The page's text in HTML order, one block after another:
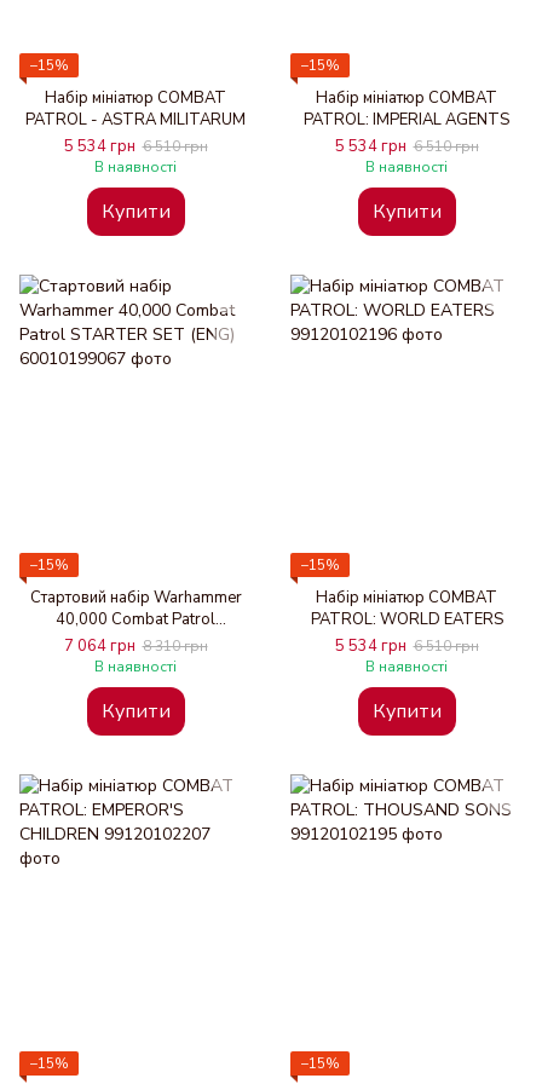
−15%
Набір мініатюр COMBAT
PATROL - ASTRA MILITARUM
5 534 грн 6 510 грн
В наявності
Купити
−15%
Набір мініатюр COMBAT
PATROL: IMPERIAL AGENTS
5 534 грн 6 510 грн
В наявності
Купити
−15%
Стартовий набір Warhammer
40,000 Combat Patrol
STARTER SET (ENG)
7 064 грн 8 310 грн
В наявності
Купити
−15%
Набір мініатюр COMBAT
PATROL: WORLD EATERS
5 534 грн 6 510 грн
В наявності
Купити
−15% −15%